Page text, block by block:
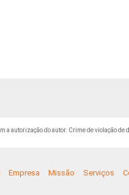
a autorização do autor. Crime de violação
Empresa Missão Serviços